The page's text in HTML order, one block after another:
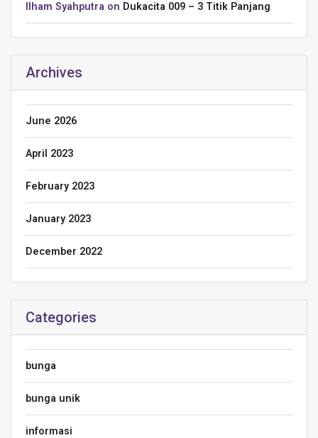
Ilham Syahputra on Dukacita 009 – 3 Titik Panjang
Archives
June 2026
April 2023
February 2023
January 2023
December 2022
Categories
bunga
bunga unik
informasi